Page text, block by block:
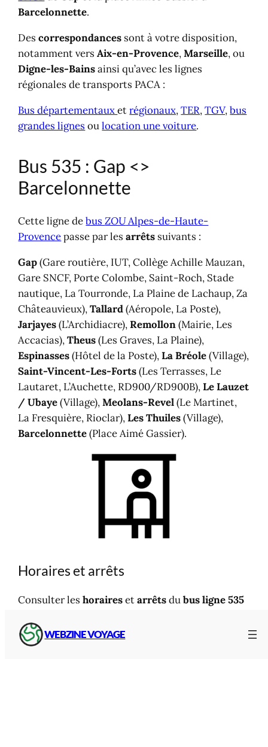
WEBZINE VOYAGE
Barcelonnette.
Descorrespondances sont à votre disposition,
notamment versAix-en-Provence,Marseille,ou
Digne-les-Bainsainsi qu’avec les lignes
régionales de transports PACA :
Bus départementauxetrégionaux,TER,TGV,bus
grandes lignes oulocation une voiture.
Bus 535 : Gap <>
Barcelonnette
Cette ligne debusZOUAlpes-de-Haute-
Provencepasse par les arrêts suivants :
Gap(Gare routière, IUT, Collège Achille Mauzan,
Gare SNCF, Porte Colombe, Saint-Roch, Stade
nautique, La Tourronde, La Plaine de Lachaup, Za
Châteauvieux),Tallard(Aéropole, La Poste),
Jarjayes(L’Archidiacre),Remollon(Mairie, Les
Accacias),Theus(Les Graves, La Plaine),
Espinasses(Hôtel de la Poste),La Bréole(Village),
Saint-Vincent-Les-Forts(Les Terrasses, Le
Lautaret, L’Auchette, RD900/RD900B),Le Lauzet
/ Ubaye(Village),Meolans-Revel(Le Martinet,
La Fresquière, Rioclar),Les Thuiles(Village),
Barcelonnette(Place Aimé Gassier).
Horaires et arrêts
Consulter leshorairesetarrêtsdubus ligne 535